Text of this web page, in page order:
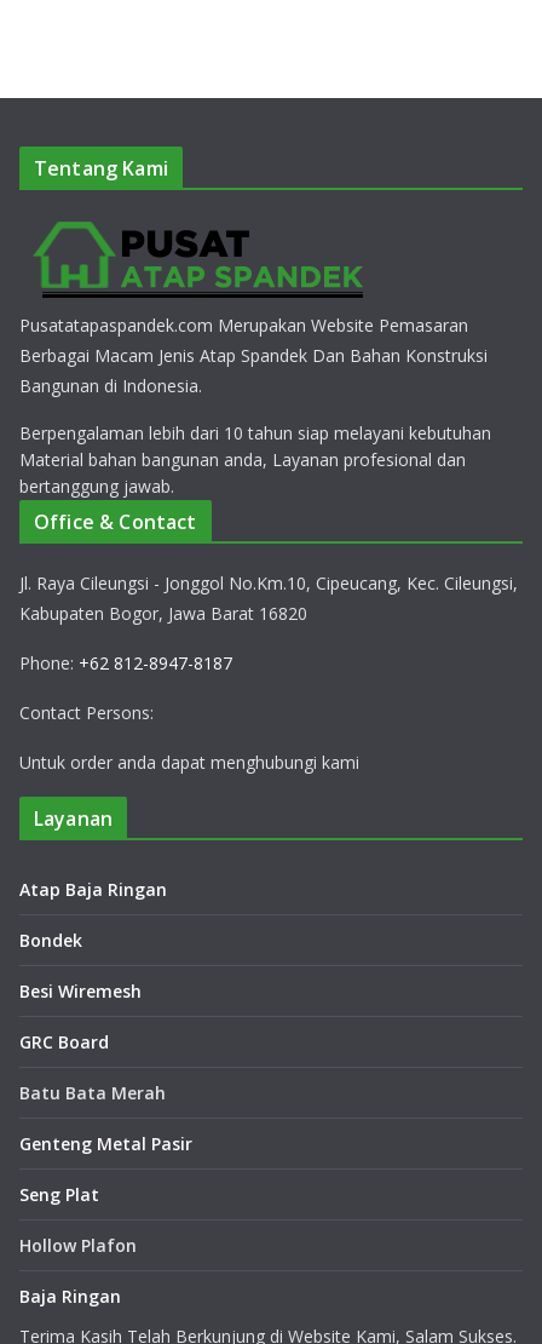
Tentang Kami
Pusatatapaspandek.com Merupakan Website Pemasaran
Berbagai Macam Jenis Atap Spandek Dan Bahan Konstruksi
Bangunan di Indonesia.
Berpengalaman lebih dari 10 tahun siap melayani kebutuhan
Material bahan bangunan anda, Layanan profesional dan
bertanggung jawab.
Office & Contact
Jl. Raya Cileungsi - Jonggol No.Km.10, Cipeucang, Kec. Cileungsi,
Kabupaten Bogor, Jawa Barat 16820
Phone: +62 812-8947-8187
Contact Persons:
Untuk order anda dapat menghubungi kami
Layanan
Atap Baja Ringan
Bondek
Besi Wiremesh
GRC Board
Batu Bata Merah
Genteng Metal Pasir
Seng Plat
Hollow Plafon
Baja Ringan
Terima Kasih Telah Berkunjung di Website Kami, Salam Sukses.